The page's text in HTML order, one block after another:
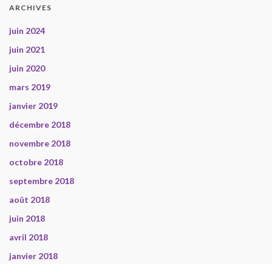
ARCHIVES
juin 2024
juin 2021
juin 2020
mars 2019
janvier 2019
décembre 2018
novembre 2018
octobre 2018
septembre 2018
août 2018
juin 2018
avril 2018
janvier 2018